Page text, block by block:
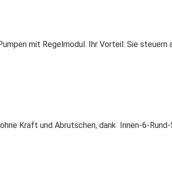
mit Regelmodul. Ihr Vorteil: Sie steuern
Kraft und Abrutschen, dank ­ Innen-6-Rund-